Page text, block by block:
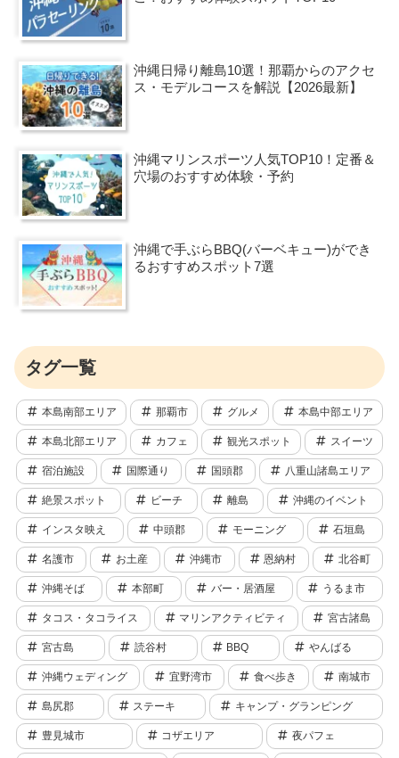
沖縄日帰り離島10選！那覇からのアクセ
ス・モデルコースを解説【2026最新】
沖縄マリンスポーツ人気TOP10！定番＆
穴場のおすすめ体験・予約
沖縄で手ぶらBBQ(バーベキュー)ができ
るおすすめスポット7選
タグ一覧
本島南部エリア 那覇市 グルメ 本島中部エリア
本島北部エリア カフェ 観光スポット スイーツ
宿泊施設 国際通り 国頭郡 八重山諸島エリア
絶景スポット ビーチ 離島 沖縄のイベント
インスタ映え 中頭郡 モーニング 石垣島
名護市 お土産 沖縄市 恩納村 北谷町
沖縄そば 本部町 バー・居酒屋 うるま市
タコス・タコライス マリンアクティビティ 宮古諸島
宮古島 読谷村 BBQ やんばる
沖縄ウェディング 宜野湾市 食べ歩き 南城市
島尻郡 ステーキ キャンプ・グランピング
豊見城市 コザエリア 夜パフェ